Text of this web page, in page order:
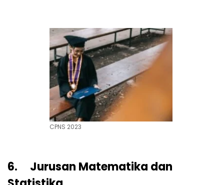
CPNS 2023
6. Jurusan Matematika dan